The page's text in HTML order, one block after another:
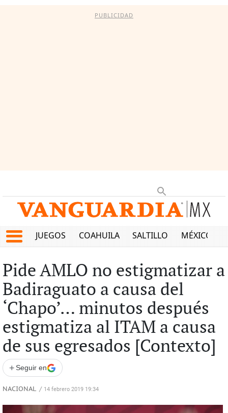
PUBLICIDAD
JUEGOS COAHUILA SALTILLO MÉXICO
Pide AMLO no estigmatizar a
Badiraguato a causa del
‘Chapo’… minutos después
estigmatiza al ITAM a causa
de sus egresados [Contexto]
+ Seguir en
NACIONAL / 14 febrero 2019 19:34